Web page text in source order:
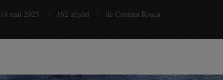
14 mai 2025 162 afişări de Cristina Roşca